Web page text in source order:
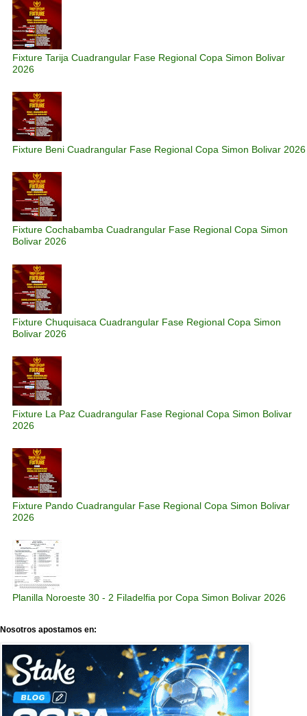
Fixture Tarija Cuadrangular Fase Regional Copa Simon Bolivar
2026
Fixture Beni Cuadrangular Fase Regional Copa Simon Bolivar 2026
Fixture Cochabamba Cuadrangular Fase Regional Copa Simon
Bolivar 2026
Fixture Chuquisaca Cuadrangular Fase Regional Copa Simon
Bolivar 2026
Fixture La Paz Cuadrangular Fase Regional Copa Simon Bolivar
2026
Fixture Pando Cuadrangular Fase Regional Copa Simon Bolivar
2026
Planilla Noroeste 30 - 2 Filadelfia por Copa Simon Bolivar 2026
Nosotros apostamos en: